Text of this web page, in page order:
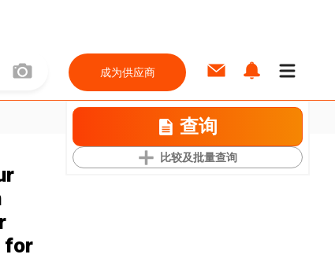
成为供应商
查询
比较及批量查询
for